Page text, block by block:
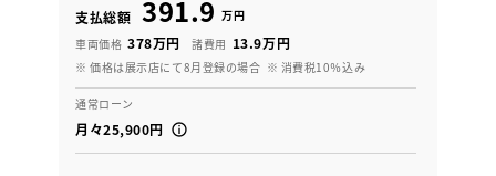
支払総額 391.9 万円
車両価格 378万円 諸費用 13.9万円
※ 価格は展示店にて8月登録の場合 ※ 消費税10％込み
通常ローン
月々25,900円